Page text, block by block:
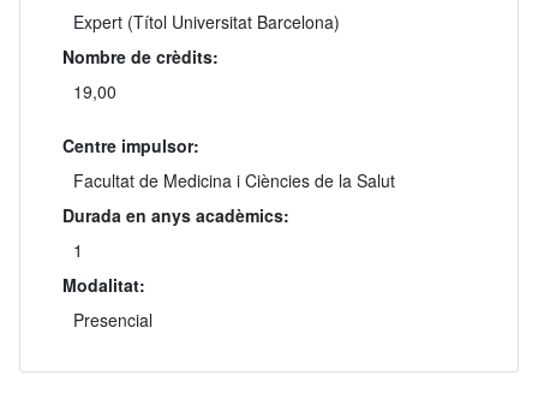
Expert (Títol Universitat Barcelona)
Nombre de crèdits:
19,00
Centre impulsor:
Facultat de Medicina i Ciències de la Salut
Durada en anys acadèmics:
1
Modalitat:
Presencial